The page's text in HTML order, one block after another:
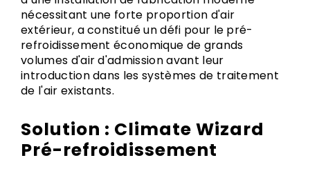
nécessitant une forte proportion d'air
extérieur, a constitué un défi pour le pré-
refroidissement économique de grands
volumes d'air d'admission avant leur
introduction dans les systèmes de traitement
de l'air existants.
Solution : Climate Wizard
Pré-refroidissement